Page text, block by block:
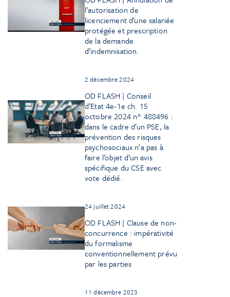
l’autorisation de
licenciement d’une salariée
protégée et prescription
de la demande
d’indemnisation.
2 décembre 2024
OD FLASH | Conseil
d’Etat 4e-1e ch. 15
octobre 2024 n° 488496 :
dans le cadre d’un PSE, la
prévention des risques
psychosociaux n’a pas à
faire l’objet d’un avis
spécifique du CSE avec
vote dédié.
24 juillet 2024
OD FLASH | Clause de non-
concurrence : impérativité
du formalisme
conventionnellement prévu
par les parties
11 décembre 2023